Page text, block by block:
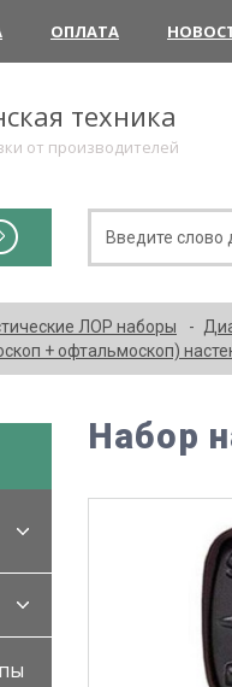
ОПЛАТА
техника
от производителей
ЛОР наборы
+ офтальмоскоп)
Набор